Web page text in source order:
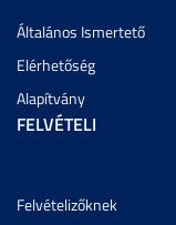
Általános Ismertető
Elérhetőség
Alapítvány
FELVÉTELI
Felvételizőknek